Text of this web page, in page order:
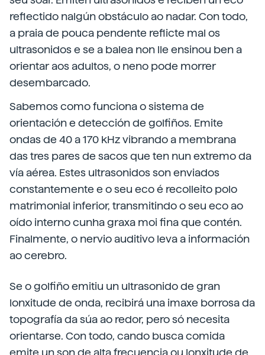
reflectido nalgún obstáculo ao nadar. Con todo,
a praia de pouca pendente reflicte mal os
ultrasonidos e se a balea non lle ensinou ben a
orientar aos adultos, o neno pode morrer
desembarcado.
Sabemos como funciona o sistema de
orientación e detección de golfiños. Emite
ondas de 40 a 170 kHz vibrando a membrana
das tres pares de sacos que ten nun extremo da
vía aérea. Estes ultrasonidos son enviados
constantemente e o seu eco é recolleito polo
matrimonial inferior, transmitindo o seu eco ao
oído interno cunha graxa moi fina que contén.
Finalmente, o nervio auditivo leva a información
ao cerebro.
Se o golfiño emitiu un ultrasonido de gran
lonxitude de onda, recibirá una imaxe borrosa da
topografía da súa ao redor, pero só necesita
orientarse. Con todo, cando busca comida
emite un son de alta frecuencia ou lonxitude de